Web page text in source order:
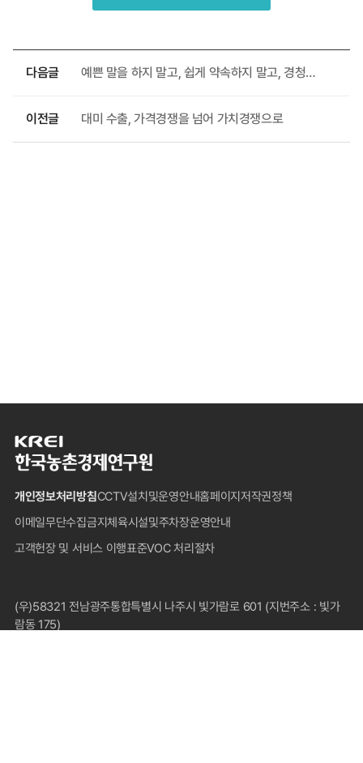
다음글 예쁜 말을 하지 말고, 쉽게 약속하지 말고, 경청하자
이전글 대미 수출, 가격경쟁을 넘어 가치경쟁으로
한
국
촌
경
제
연
푸
터
개인정보처리방침CCTV설치및운영안내홈페이지저작권정책
이메일무단수집금지체육시설및주차장운영안내
고객헌장 및 서비스 이행표준VOC 처리절차
(우)58321 전남광주통합특별시 나주시 빛가람로 601 (지번주소 : 빛가
람동 175)